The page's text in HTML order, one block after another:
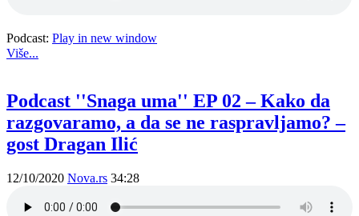
Podcast: Play in new window
Više...
Podcast ''Snaga uma'' EP 02 – Kako da
razgovaramo, a da se ne raspravljamo? –
gost Dragan Ilić
12/10/2020 Nova.rs 34:28